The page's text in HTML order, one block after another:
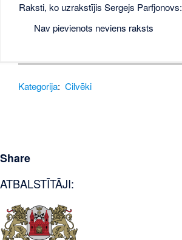
Raksti, ko uzrakstījis Sergejs Parfjonovs:
Nav pievienots neviens raksts
Kategorija: Cilvēki
Share
ATBALSTĪTĀJI: